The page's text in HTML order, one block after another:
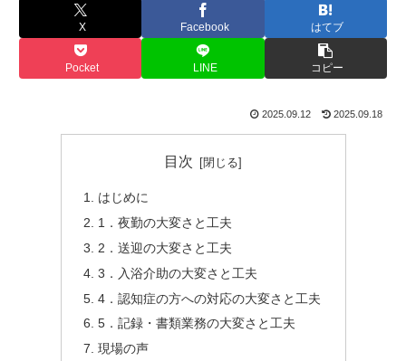
X Facebook はてブ
Pocket LINE コピー
2025.09.12 2025.09.18
目次
はじめに
1．夜勤の大変さと工夫
2．送迎の大変さと工夫
3．入浴介助の大変さと工夫
4．認知症の方への対応の大変さと工夫
5．記録・書類業務の大変さと工夫
現場の声